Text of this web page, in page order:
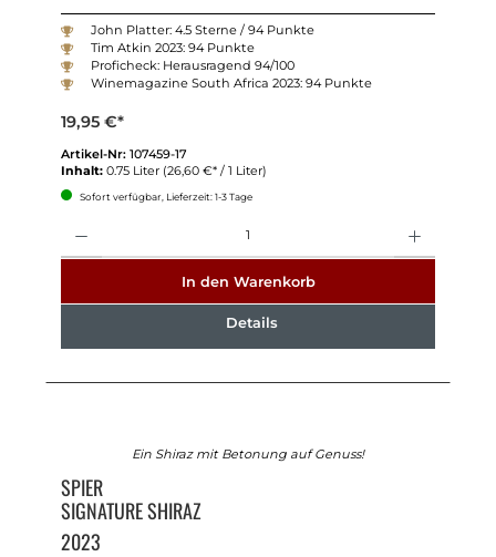
John Platter: 4.5 Sterne / 94 Punkte
Tim Atkin 2023: 94 Punkte
Proficheck: Herausragend 94/100
Winemagazine South Africa 2023: 94 Punkte
19,95 €*
Artikel-Nr: 107459-17
Inhalt: 0.75 Liter (26,60 €* / 1 Liter)
Sofort verfügbar, Lieferzeit: 1-3 Tage
In den Warenkorb
Details
Ein Shiraz mit Betonung auf Genuss!
SPIER
SIGNATURE SHIRAZ
2023